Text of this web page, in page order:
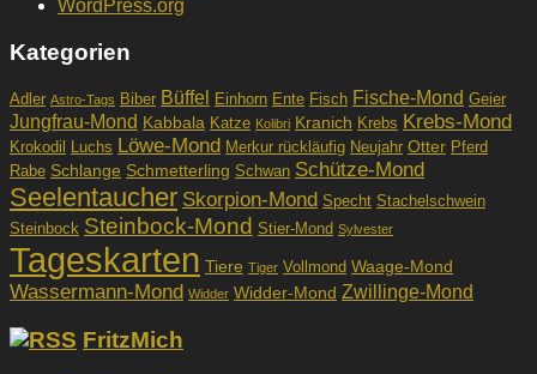
WordPress.org
Kategorien
Adler Astro-Tags Biber Büffel Einhorn Ente Fisch Fische-Mond Geier
Jungfrau-Mond Kabbala Katze Kolibri Kranich Krebs Krebs-Mond
Krokodil Luchs Löwe-Mond Merkur rückläufig Neujahr Otter Pferd
Rabe Schlange Schmetterling Schwan Schütze-Mond
Seelentaucher Skorpion-Mond Specht Stachelschwein
Steinbock Steinbock-Mond Stier-Mond Sylvester
Tageskarten Tiere Tiger Vollmond Waage-Mond
Wassermann-Mond Widder Widder-Mond Zwillinge-Mond
FritzMich